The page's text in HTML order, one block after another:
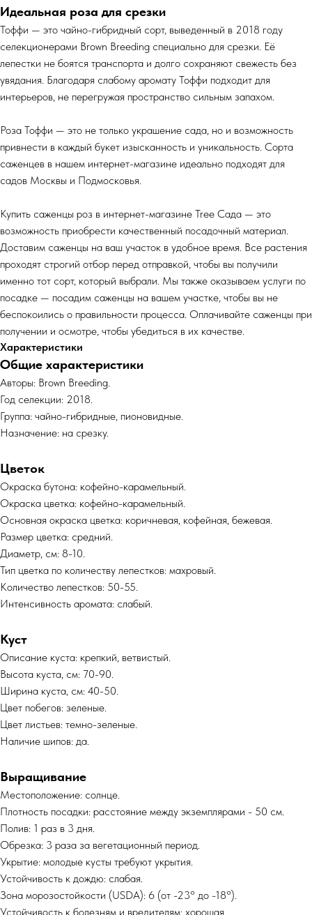
Идеальная роза для срезки
Тоффи — это чайно-гибридный сорт, выведенный в 2018 году
селекционерами Brown Breeding специально для срезки. Её
лепестки не боятся транспорта и долго сохраняют свежесть без
увядания. Благодаря слабому аромату Тоффи подходит для
интерьеров, не перегружая пространство сильным запахом.
Роза Тоффи — это не только украшение сада, но и возможность
привнести в каждый букет изысканность и уникальность. Сорта
саженцев в нашем интернет-магазине идеально подходят для
садов Москвы и Подмосковья.
Купить саженцы роз в интернет-магазине Tree Сада — это
возможность приобрести качественный посадочный материал.
Доставим саженцы на ваш участок в удобное время. Все растения
проходят строгий отбор перед отправкой, чтобы вы получили
именно тот сорт, который выбрали. Мы также оказываем услуги по
посадке — посадим саженцы на вашем участке, чтобы вы не
беспокоились о правильности процесса. Оплачивайте саженцы при
получении и осмотре, чтобы убедиться в их качестве.
Характеристики
Общие характеристики
Авторы: Brown Breeding.
Год селекции: 2018.
Группа: чайно-гибридные, пионовидные.
Назначение: на срезку.
Цветок
Окраска бутона: кофейно-карамельный.
Окраска цветка: кофейно-карамельный.
Основная окраска цветка: коричневая, кофейная, бежевая.
Размер цветка: средний.
Диаметр, см: 8-10.
Тип цветка по количеству лепестков: махровый.
Количество лепестков: 50-55.
Интенсивность аромата: слабый.
Куст
Описание куста: крепкий, ветвистый.
Высота куста, см: 70-90.
Ширина куста, см: 40-50.
Цвет побегов: зеленые.
Цвет листьев: темно-зеленые.
Наличие шипов: да.
Выращивание
Местоположение: солнце.
Плотность посадки: расстояние между экземплярами - 50 см.
Полив: 1 раз в 3 дня.
Обрезка: 3 раза за вегетационный период.
Укрытие: молодые кусты требуют укрытия.
Устойчивость к дождю: слабая.
Зона морозостойкости (USDA): 6 (от -23° до -18°).
Устойчивость к болезням и вредителям: хорошая.